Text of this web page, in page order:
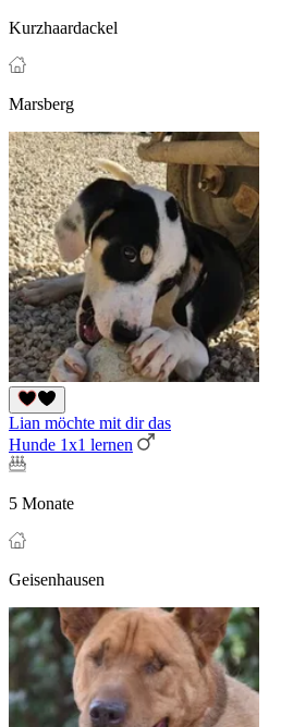
Kurzhaardackel
Marsberg
Lian möchte mit dir das
Hunde 1x1 lernen
5 Monate
Geisenhausen